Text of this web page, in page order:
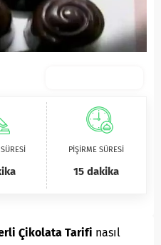
PİŞİRME SÜRESİ
15 dakika
Çikolata Tarifi nasıl